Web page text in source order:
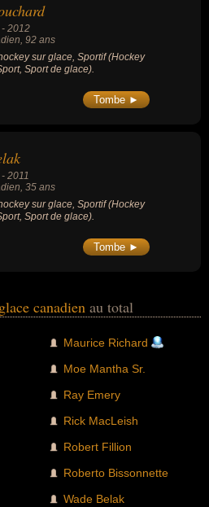
- 2012
, 92 ans
sur glace, Sportif (Hockey
Sport de glace).
Tombe ►
- 2011
, 35 ans
sur glace, Sportif (Hockey
Sport de glace).
Tombe ►
canadien au total
Maurice Richard
Moe Mantha Sr.
Ray Emery
Rick MacLeish
Robert Fillion
Roberto Bissonnette
Wade Belak